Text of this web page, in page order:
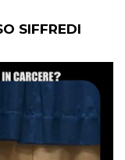
SIFFREDI